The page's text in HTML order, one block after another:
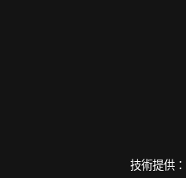
技術提供：